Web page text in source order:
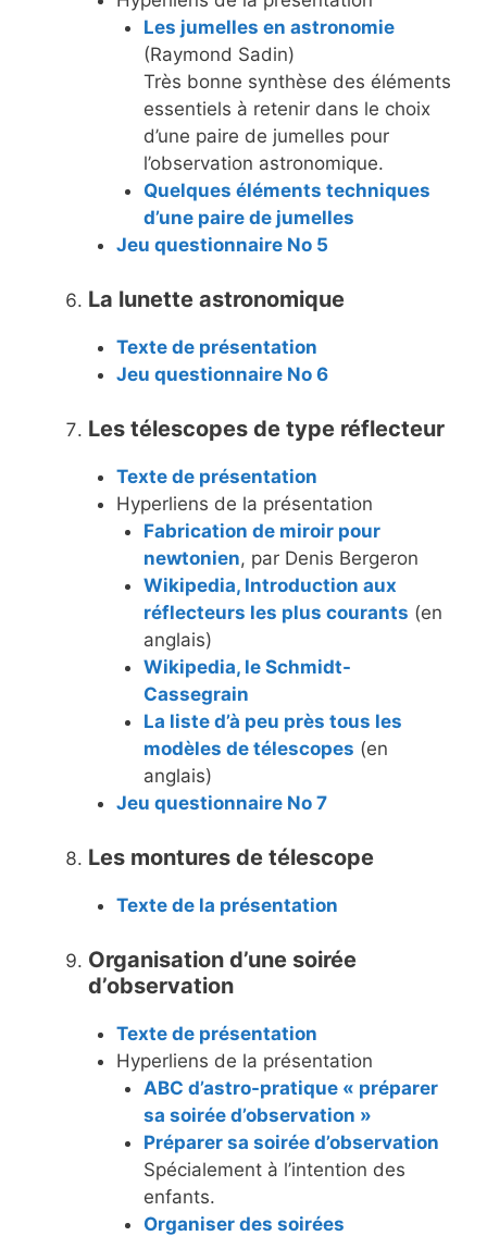
Les jumelles en astronomie
(Raymond Sadin)
Très bonne synthèse des éléments
essentiels à retenir dans le choix
d’une paire de jumelles pour
l’observation astronomique.
Quelques éléments techniques
d’une paire de jumelles
Jeu questionnaire No 5
La lunette astronomique
Texte de présentation
Jeu questionnaire No 6
Les télescopes de type réflecteur
Texte de présentation
Hyperliens de la présentation
Fabrication de miroir pour
newtonien, par Denis Bergeron
Wikipedia, Introduction aux
réflecteurs les plus courants (en
anglais)
Wikipedia, le Schmidt-
Cassegrain
La liste d’à peu près tous les
modèles de télescopes (en
anglais)
Jeu questionnaire No 7
Les montures de télescope
Texte de la présentation
Organisation d’une soirée
d’observation
Texte de présentation
Hyperliens de la présentation
ABC d’astro-pratique « préparer
sa soirée d’observation »
Préparer sa soirée d’observation
Spécialement à l’intention des
enfants.
Organiser des soirées